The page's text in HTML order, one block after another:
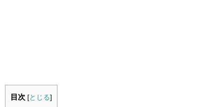
目次 [とじる]